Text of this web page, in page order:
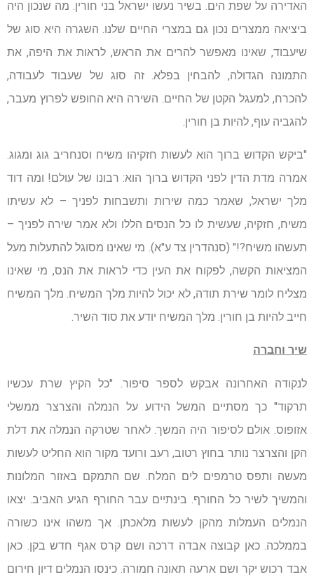
האדירה על שפת הים. בשיר נעשו ישראל בני חורין. מה שנכון היה
ביציאה ממצרים נכון גם במצרי החיים שלנו. השגרה היא סוג של
שיעבוד, שאינו מאפשר להרים את הראש, לראות את היפה, את
התמונה הגדולה, להבחין בפלא. זה סוג של שעבוד לעבודה,
להכרח, למעגל הקטן של החיים. השירה היא החופש לפרוץ מעבר,
להגביה עוף, להיות בן חורין.
"ביקש הקדוש ברוך הוא לעשות חזקיהו משיח וסנחריב גוג ומגוג.
אמרה מדת הדין לפני הקדוש ברוך הוא: רבונו של עולם! ומה דוד
מלך ישראל, שאמר כמה שירות ותשבחות לפניך – לא עשיתו
משיח, חזקיה, שעשית לו כל הנסים הללו ולא אמר שירה לפניך –
תעשהו משיח?!" (סנהדרין צד ע"א). מי שאינו מסוגל להתעלות מעל
המציאות הקשה, לפקוח את העין כדי לראות את הנס, מי שאינו
מצליח לומר שירת תודה, לא יכול להיות מלך המשיח. מלך המשיח
חייב להיות בן חורין. מלך המשיח יודע את סוד השיר.
שיר וחברה
לנקודה האחרונה אבקש לספר סיפור. "כל הקיץ שרת עכשיו
תרקוד" כך מסתיים המשל הידוע על הנמלה והצרצר ממשלי
אזופוס. אולם לסיפור היה המשך. לאחר שטרקה הנמלה את דלת
הקן והצרצר נותר בחוץ רטוב, רעב ורועד מקור הוא החליט לעשות
מעשה ותפס טרמפים לים המלח. שם התמקם באזור המלונות
והמשיך לשיר כל החורף. בינתיים עבר החורף הגיע האביב. יצאו
הנמלים העמלות מהקן לעשות מלאכתן. אך משהו אינו כשורה
בממלכה. כאן קבוצה אבדה דרכה ושם קרס אגף חדש בקן. כאן
אבד רכוש יקר ושם ארעה תאונה חמורה. כינסו הנמלים דיון חירום